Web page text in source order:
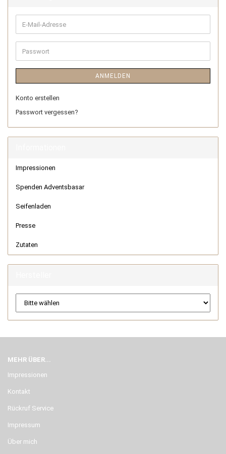
ANMELDEN
Konto erstellen
Passwort vergessen?
Impressionen
Spenden Adventsbasar
Seifenladen
Presse
Zutaten
MEHR ÜBER...
Impressionen
Kontakt
Rückruf Service
Impressum
Über mich